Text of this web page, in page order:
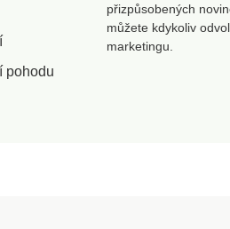
pohodu
přizpůsobených
můžete kdykoliv
marketingu.